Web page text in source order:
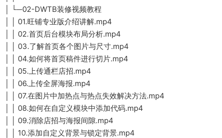
│ └─02-DWTB装修视频教程
│ │ 01.旺铺专业版介绍讲解.mp4
│ │ 02.首页后台模块布局分析.mp4
│ │ 03.了解首页各个图片与尺寸.mp4
│ │ 04.如何将首页稿件进行切片.mp4
│ │ 05.上传通栏店招.mp4
│ │ 06.上传全屏海报.mp4
│ │ 07.在图片中加热点与热点失效解决方法.mp4
│ │ 08.如何在自定义模块中添加代码.mp4
│ │ 09.消除店招与海报间隙.mp4
│ │ 10.添加自定义背景与锁定背景.mp4